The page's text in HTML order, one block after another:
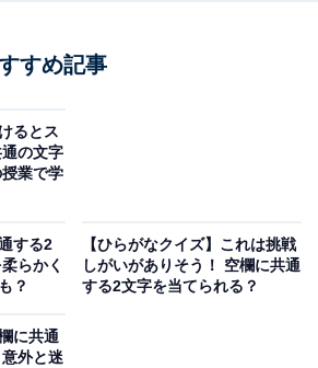
すめ記事
るとス
の文字
業で学
する2
らかく
？
【ひらがなクイズ】これは挑戦
しがいがありそう！ 空欄に共通
する2文字を当てられる？
に共通
外と迷